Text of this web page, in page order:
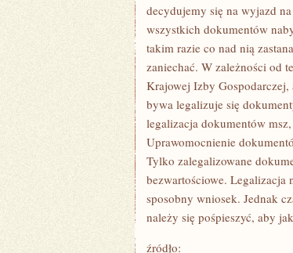
decydujemy się na wyjazd
wszystkich dokumentów
takim razie co nad nią
zaniechać. W zależności od
Krajowej Izby
bywa legalizuje się
legalizacja dokumentów
Uprawomocnienie
Tylko zalegalizowane
bezwartościowe. Legalizacja
sposobny wniosek. Jednak
należy się pośpieszyć, aby
źródło: